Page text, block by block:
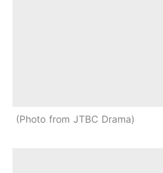
Photo from JTBC Drama